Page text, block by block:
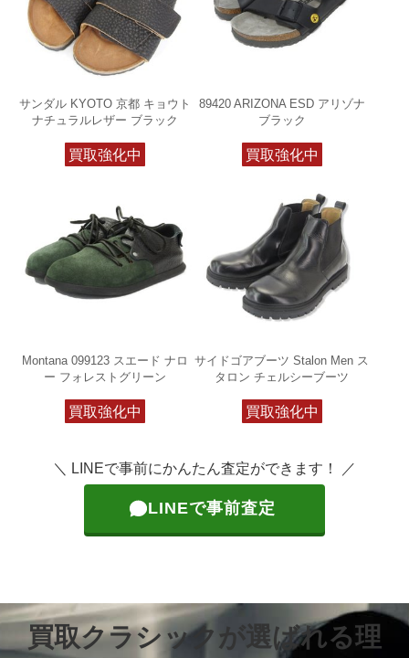
サンダル KYOTO 京都 キョウト
ナチュラルレザー ブラック
買取強化中
89420 ARIZONA ESD アリゾナ
ブラック
買取強化中
Montana 099123 スエード ナロ
ー フォレストグリーン
買取強化中
サイドゴアブーツ Stalon Men ス
タロン チェルシーブーツ
買取強化中
＼ LINEで事前にかんたん査定ができます！ ／
LINEで事前査定
買取クラシックが選ばれる理